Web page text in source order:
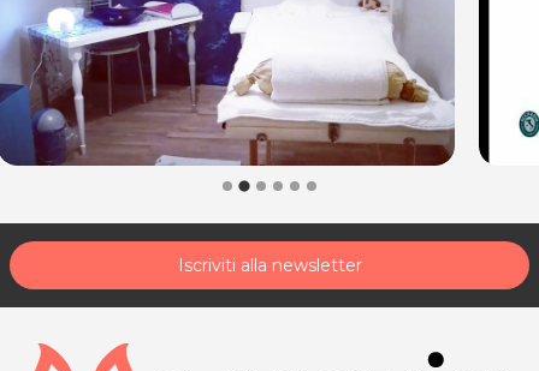
Iscriviti alla newsletter